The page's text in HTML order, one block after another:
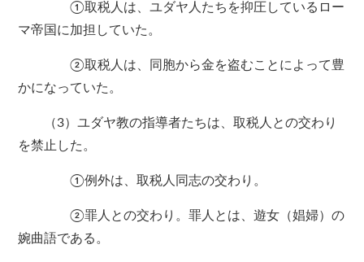
①取税人は、ユダヤ人たちを抑圧しているロー
マ帝国に加担していた。
②取税人は、同胞から金を盗むことによって豊
かになっていた。
（3）ユダヤ教の指導者たちは、取税人との交わり
を禁止した。
①例外は、取税人同志の交わり。
②罪人との交わり。罪人とは、遊女（娼婦）の
婉曲語である。